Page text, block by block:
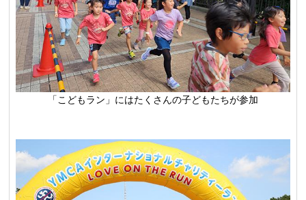
「こどもラン」にはたくさんの子どもたちが参加